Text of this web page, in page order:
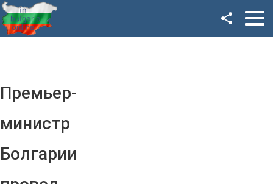
Премьер-
министр
Болгарии